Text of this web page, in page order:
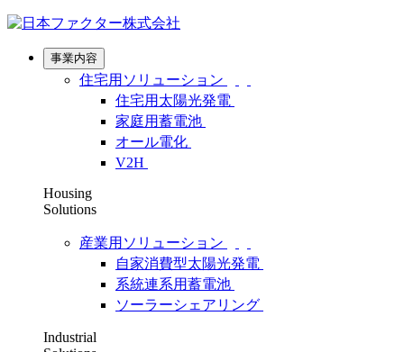
事業内容
住宅用ソリューション
住宅用太陽光発電
家庭用蓄電池
オール電化
V2H
Housing
Solutions
産業用ソリューション
自家消費型太陽光発電
系統連系用蓄電池
ソーラーシェアリング
Industrial